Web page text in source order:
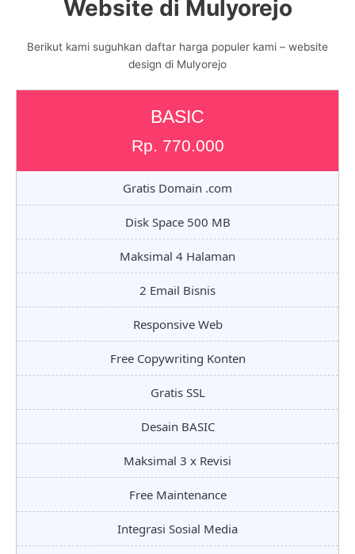
Website di Mulyorejo
Berikut kami suguhkan daftar harga populer kami – website
design di Mulyorejo
BASIC
Rp. 770.000
Gratis Domain .com
Disk Space 500 MB
Maksimal 4 Halaman
2 Email Bisnis
Responsive Web
Free Copywriting Konten
Gratis SSL
Desain BASIC
Maksimal 3 x Revisi
Free Maintenance
Integrasi Sosial Media